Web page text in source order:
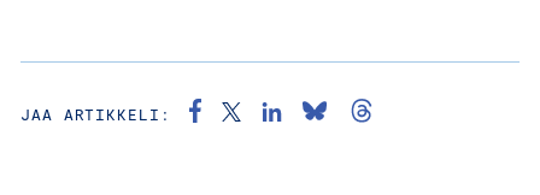
JAA ARTIKKELI: